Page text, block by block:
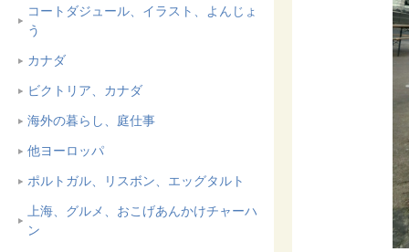
コートダジュール、イラスト、よんじょ
う
カナダ
ビクトリア、カナダ
海外の暮らし、庭仕事
他ヨーロッパ
ポルトガル、リスボン、エッグタルト
上海、グルメ、おこげあんかけチャーハ
ン